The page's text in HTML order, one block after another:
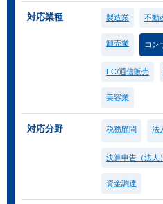
対応業種 製造業 不動
卸売業 コン
EC/通信販売
美容業
対応分野 税務顧問 法
決算申告（法人）
資金調達